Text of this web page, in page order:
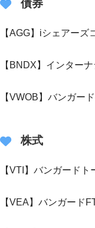
債券
【AGG】iシェアー
【BNDX】インター
【VWOB】バンガー
株式
【VTI】バンガード
【VEA】バンガード